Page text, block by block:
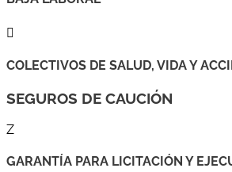

COLECTIVOS DE SALUD, VIDA Y
SEGUROS DE CAUCIÓN
Z
GARANTÍA PARA LICITACIÓN Y